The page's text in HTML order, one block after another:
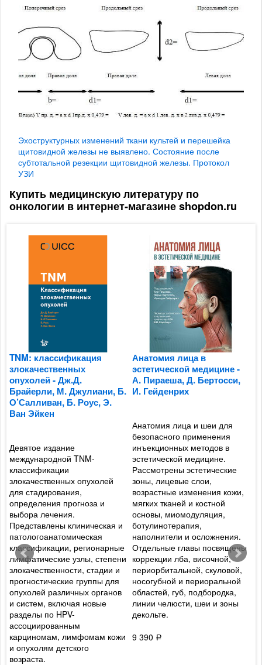
Эхоструктурных изменений ткани культей и перешейка
щитовидной железы не выявлено. Состояние после
субтотальной резекции щитовидной железы. Протокол
УЗИ
Купить медицинскую литературу по
онкологии в интернет-магазине shopdon.ru
TNM: классификация
злокачественных
опухолей - Дж.Д.
Брайерли, М. Джулиани, Б.
О’Салливан, Б. Роус, Э.
Ван Эйкен
Девятое издание
международной TNM-
классификации
злокачественных опухолей
для стадирования,
определения прогноза и
выбора лечения.
Представлены клиническая и
патологоанатомическая
классификации, регионарные
лимфатические узлы, степени
злокачественности, стадии и
прогностические группы для
опухолей различных органов
и систем, включая новые
разделы по HPV-
ассоциированным
карциномам, лимфомам кожи
и опухолям детского
возраста.
Анатомия лица в
эстетической медицине -
А. Пираеша, Д. Бертосси,
И. Гейденрих
Анатомия лица и шеи для
безопасного применения
инъекционных методов в
эстетической медицине.
Рассмотрены эстетические
зоны, лицевые слои,
возрастные изменения кожи,
мягких тканей и костной
основы, миомодуляция,
ботулинотерапия,
наполнители и осложнения.
Отдельные главы посвящены
коррекции лба, височной,
периорбитальной, скуловой,
носогубной и периоральной
областей, губ, подбородка,
линии челюсти, шеи и зоны
декольте.
9 390 Р